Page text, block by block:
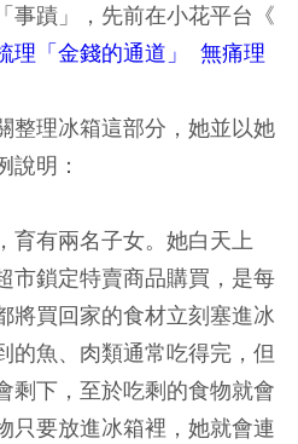
事蹟」，先前在小花平台《
理「金錢的通道」 無痛理
整理冰箱這部分，她並以她
說明：
育有兩名子女。她白天上
市鎖定特賣商品購買，是每
將買回家的食材立刻塞進冰
的魚、肉類通常吃得完，但
剩下，至於吃剩的食物就會
只要放進冰箱裡，她就會連